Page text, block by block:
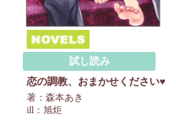
試し読み
恋の調教、おまかせください♥
著：森本あき
ill：旭炬